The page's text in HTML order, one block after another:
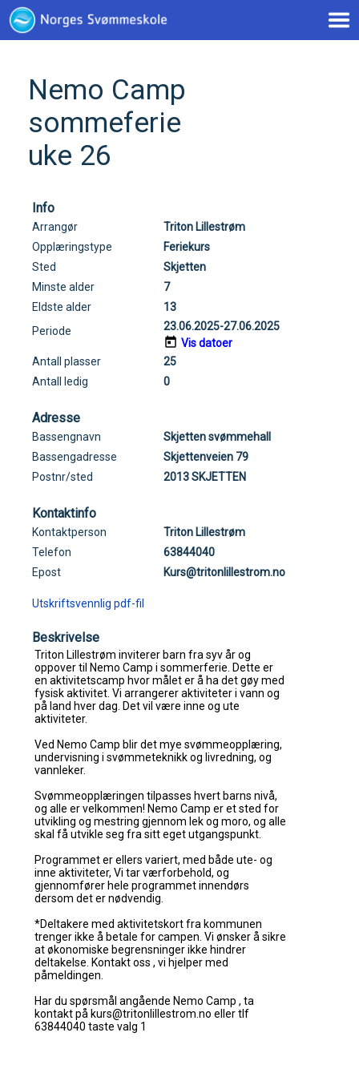
Nemo Camp
sommeferie
uke 26
Info
Arrangør
Triton Lillestrøm
Opplæringstype
Feriekurs
Sted
Skjetten
Minste alder
7
Eldste alder
13
Periode
23.06.2025-27.06.2025
Vis datoer
Antall plasser
25
Antall ledig
0
Adresse
Bassengnavn
Skjetten svømmehall
Bassengadresse
Skjettenveien 79
Postnr/sted
2013 SKJETTEN
Kontaktinfo
Kontaktperson
Triton Lillestrøm
Telefon
63844040
Epost
Kurs@tritonlillestrom.no
Utskriftsvennlig pdf-fil
Beskrivelse